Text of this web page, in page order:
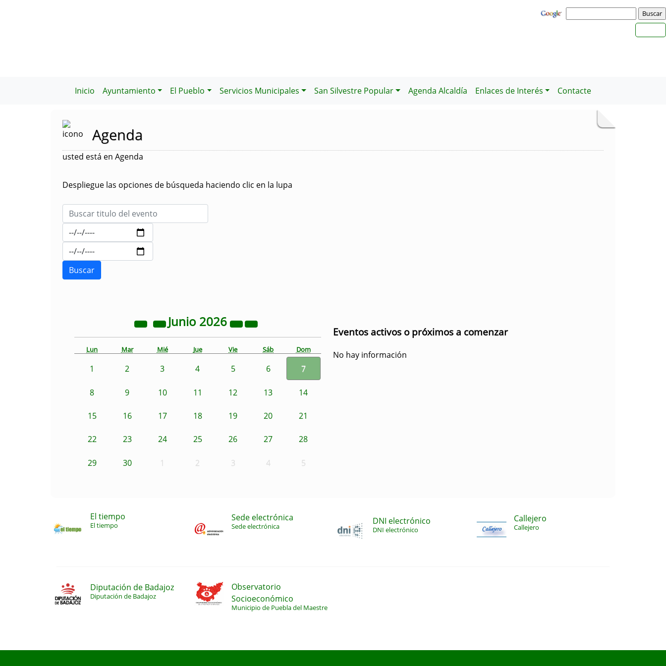
Inicio Ayuntamiento El Pueblo Servicios Municipales San Silvestre Popular Agenda Alcaldía Enlaces de Interés Contacte
Agenda
usted está en Agenda
Despliegue las opciones de búsqueda haciendo clic en la lupa
Junio 2026
Lun Mar Mié Jue Vie Sáb Dom
1 2 3 4 5 6 7
8 9 10 11 12 13 14
15 16 17 18 19 20 21
22 23 24 25 26 27 28
29 30 1 2 3 4 5
Eventos activos o próximos a comenzar
No hay información
El tiempo
El tiempo
Sede electrónica
Sede electrónica DNI electrónico
DNI electrónico
Callejero
Callejero
Diputación de Badajoz
Diputación de Badajoz
Observatorio
Socioeconómico
Municipio de Puebla del Maestre